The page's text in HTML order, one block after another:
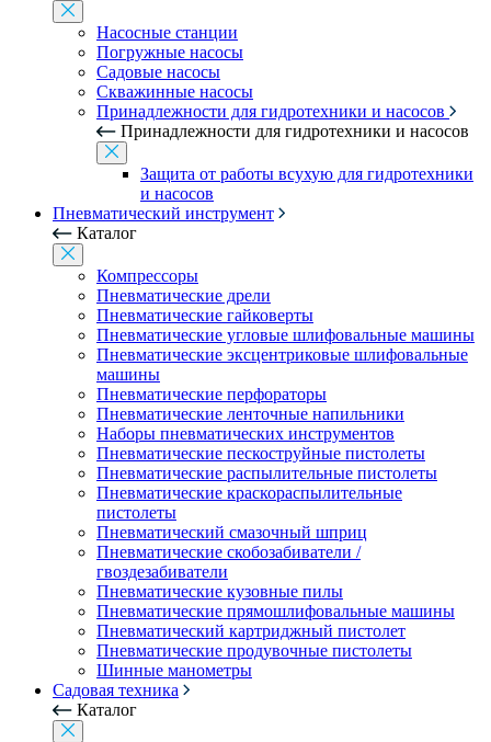
Насосные станции
Погружные насосы
Садовые насосы
Скважинные насосы
Принадлежности для гидротехники и насосов
Принадлежности для гидротехники и насосов
Защита от работы всухую для гидротехники
и насосов
Пневматический инструмент
Каталог
Компрессоры
Пневматические дрели
Пневматические гайковерты
Пневматические угловые шлифовальные машины
Пневматические эксцентриковые шлифовальные
машины
Пневматические перфораторы
Пневматические ленточные напильники
Наборы пневматических инструментов
Пневматические пескоструйные пистолеты
Пневматические распылительные пистолеты
Пневматические краскораспылительные
пистолеты
Пневматический смазочный шприц
Пневматические скобозабиватели /
гвоздезабиватели
Пневматические кузовные пилы
Пневматические прямошлифовальные машины
Пневматический картриджный пистолет
Пневматические продувочные пистолеты
Шинные манометры
Садовая техника
Каталог